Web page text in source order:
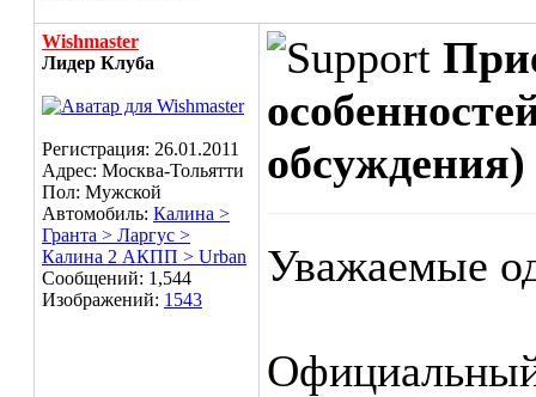
Wishmaster
Лидер Клуба
Регистрация: 26.01.2011
Адрес: Москва-Тольятти
Пол: Мужской
Автомобиль: Калина >
Гранта > Ларгус >
Калина 2 АКПП > Urban
Сообщений: 1,544
Изображений: 1543
обсуждения)
Уважаемые